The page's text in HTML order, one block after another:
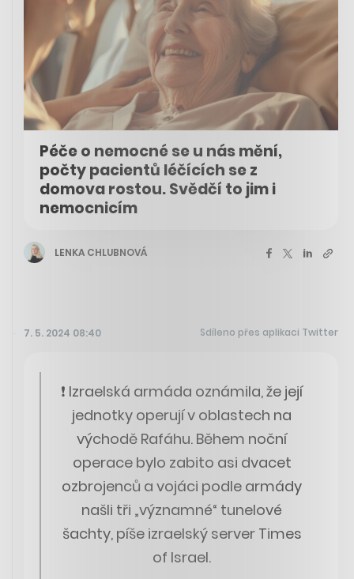
Péče o nemocné se u nás mění,
počty pacientů léčících se z
domova rostou. Svědčí to jim i
nemocnicím
LENKA CHLUBNOVÁ
7. 5. 2024 08:40 Sdíleno přes aplikaci Twitter
❗ Izraelská armáda oznámila, že její
jednotky operují v oblastech na
východě Rafáhu. Během noční
operace bylo zabito asi dvacet
ozbrojenců a vojáci podle armády
našli tři „významné“ tunelové
šachty, píše izraelský server Times
of Israel.